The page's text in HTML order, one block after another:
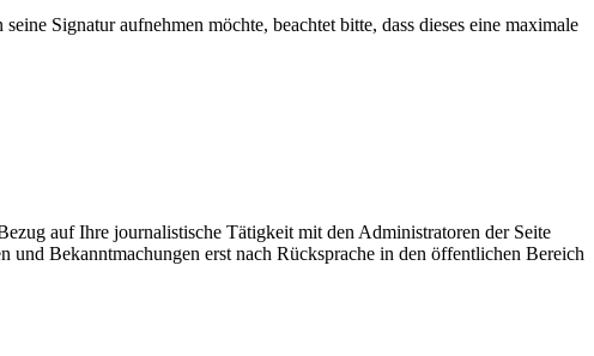
Signatur aufnehmen möchte, beachtet bitte, dass dieses eine maximale
auf Ihre journalistische Tätigkeit mit den Administratoren der Seite
Bekanntmachungen erst nach Rücksprache in den öffentlichen Bereich